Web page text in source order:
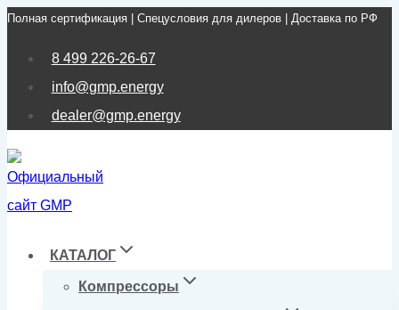
Перейти
Полная сертификация | Спецусловия для дилеров | Доставка по РФ
8 499 226-26-67
info@gmp.energy
dealer@gmp.energy
КАТАЛОГ
Компрессоры